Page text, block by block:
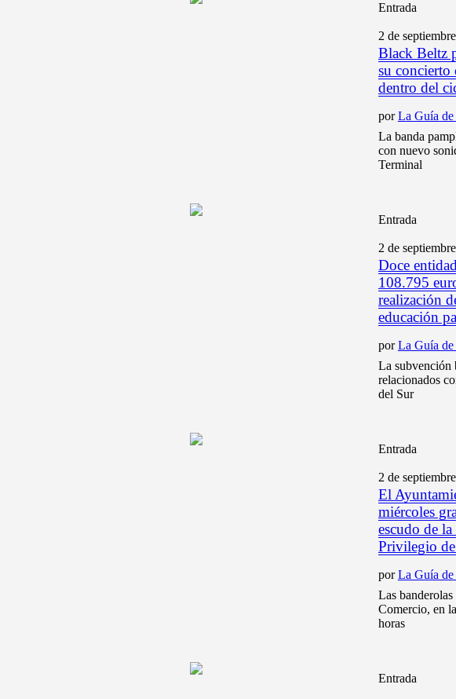
Entrada
2 de
Black Beltz
su concierto
dentro del
porLa Guía de
La banda
con nuevo
Terminal
Entrada
2 de
Doce
108.795
realización
educación
porLa Guía de
La subvención
relacionados
del Sur
Entrada
2 de
El
miércoles
escudo de
Privilegio
porLa Guía de
Las
Comercio, en
horas
Entrada